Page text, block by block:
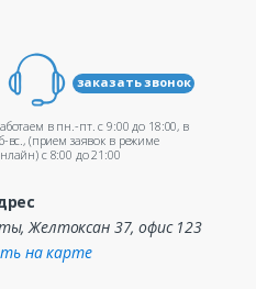
заказать звонок
в пн.-пт. c 9:00 до 18:00, в
вс., (прием заявок в режиме
c 8:00 до 21:00
Желтоксан 37, офис 123
на карте